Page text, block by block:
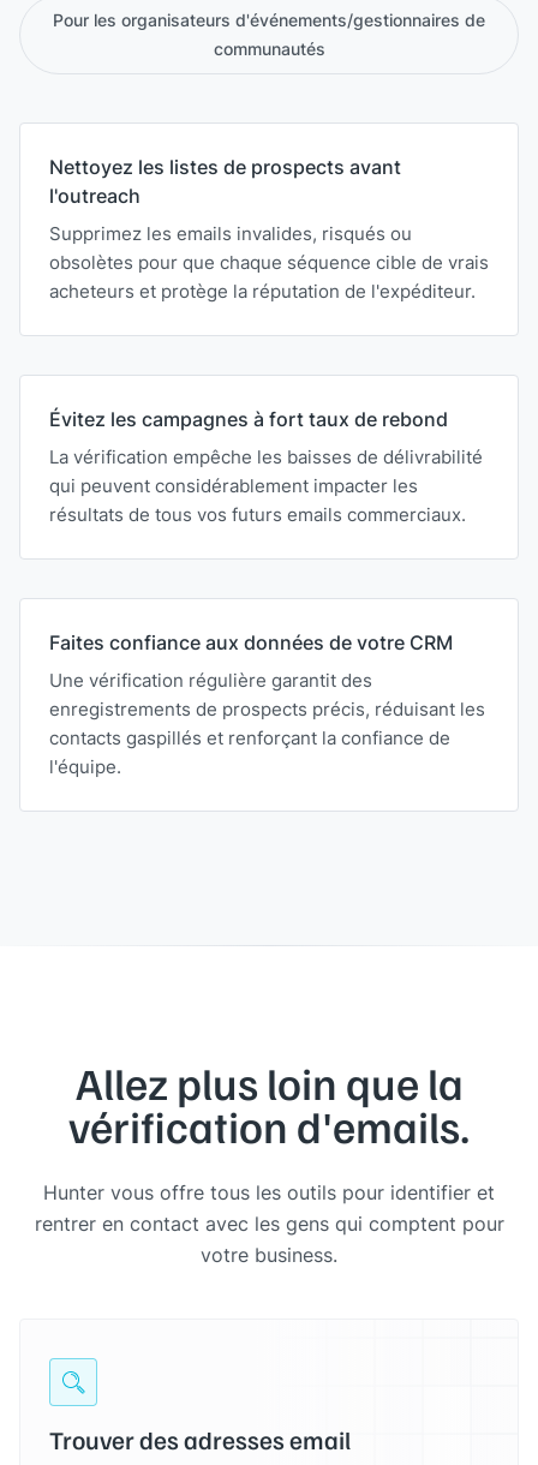
Pour les organisateurs d'événements/gestionnaires de
communautés
Nettoyez les listes de prospects avant
l'outreach
Supprimez les emails invalides, risqués ou
obsolètes pour que chaque séquence cible de vrais
acheteurs et protège la réputation de l'expéditeur.
Évitez les campagnes à fort taux de rebond
La vérification empêche les baisses de délivrabilité
qui peuvent considérablement impacter les
résultats de tous vos futurs emails commerciaux.
Faites confiance aux données de votre CRM
Une vérification régulière garantit des
enregistrements de prospects précis, réduisant les
contacts gaspillés et renforçant la confiance de
l'équipe.
Allez plus loin que la
vérification d'emails.
Hunter vous offre tous les outils pour identifier et
rentrer en contact avec les gens qui comptent pour
votre business.
Trouver des adresses email